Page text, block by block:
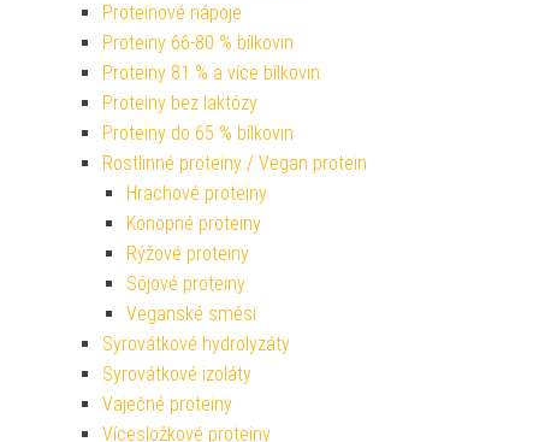
Proteinové nápoje
Proteiny 66-80 % bílkovin
Proteiny 81 % a více bílkovin
Proteiny bez laktózy
Proteiny do 65 % bílkovin
Rostlinné proteiny / Vegan protein
Hrachové proteiny
Konopné proteiny
Rýžové proteiny
Sójové proteiny
Veganské směsi
Syrovátkové hydrolyzáty
Syrovátkové izoláty
Vaječné proteiny
Vícesložkové proteiny